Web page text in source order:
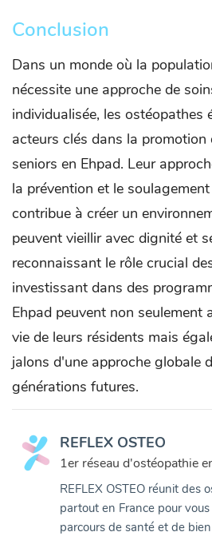
Conclusion
Dans un monde où la
nécessite une approche de
individualisée, les ostéopathes
acteurs clés dans la promotion
seniors en Ehpad. Leur
la prévention et le
contribue à créer un
peuvent vieillir avec dignité et
reconnaissant le rôle crucial
investissant dans des
Ehpad peuvent non seulement
vie de leurs résidents mais
jalons d'une approche globale
générations futures.
REFLEX OSTEO
1er réseau d'ostéopathie
REFLEX OSTEO réunit des
partout en France pour
parcours de santé et de